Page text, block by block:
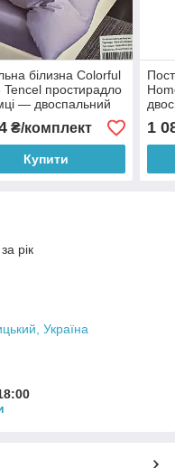
білизна Colorful
Tencel простирадло
— двоспальний
- бузковий колір
₴/комплект
Купити
1
рік
Україна